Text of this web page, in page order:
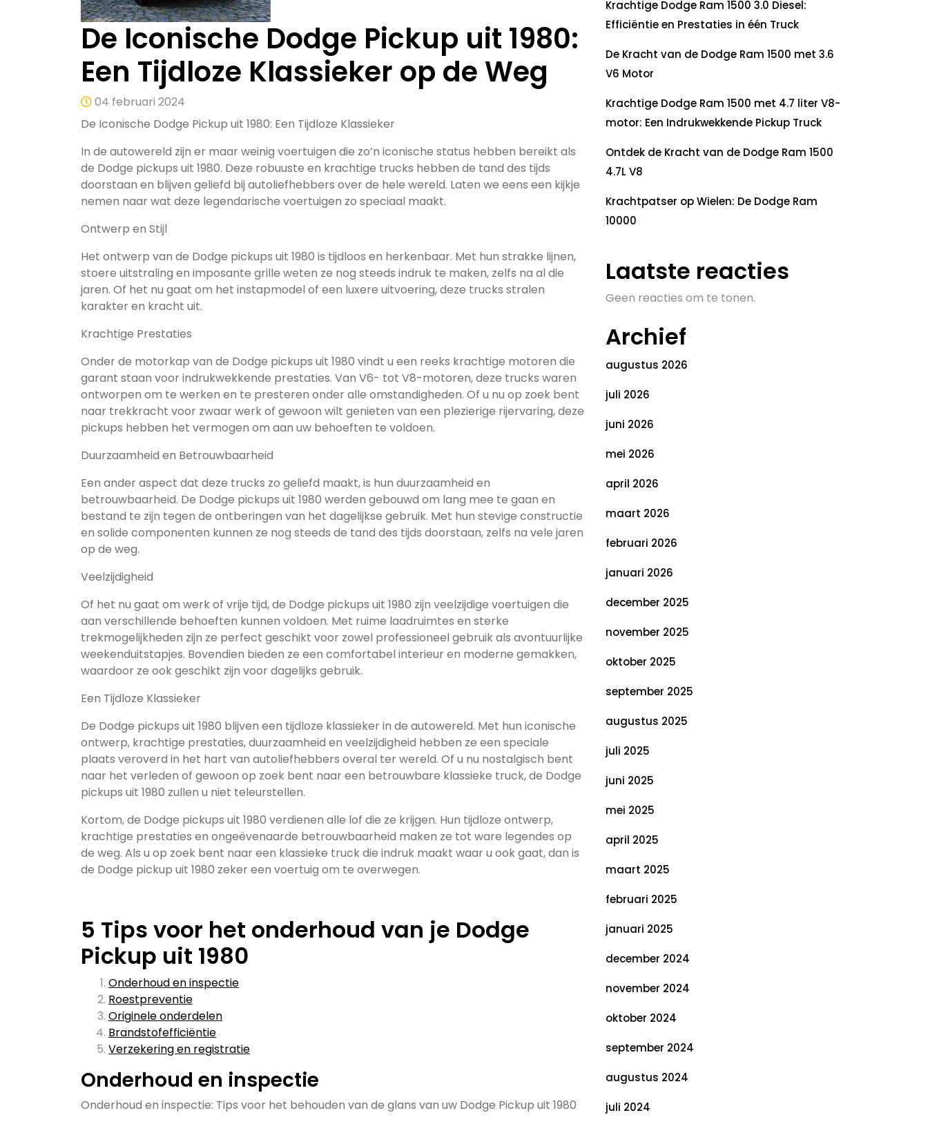
De Iconische Dodge Pickup uit 1980:
Een Tijdloze Klassieker op de Weg
04 februari 2024
De Iconische Dodge Pickup uit 1980: Een Tijdloze Klassieker
In de autowereld zijn er maar weinig voertuigen die zo’n iconische status hebben bereikt als
de Dodge pickups uit 1980. Deze robuuste en krachtige trucks hebben de tand des tijds
doorstaan en blijven geliefd bij autoliefhebbers over de hele wereld. Laten we eens een kijkje
nemen naar wat deze legendarische voertuigen zo speciaal maakt.
Ontwerp en Stijl
Het ontwerp van de Dodge pickups uit 1980 is tijdloos en herkenbaar. Met hun strakke lijnen,
stoere uitstraling en imposante grille weten ze nog steeds indruk te maken, zelfs na al die
jaren. Of het nu gaat om het instapmodel of een luxere uitvoering, deze trucks stralen
karakter en kracht uit.
Krachtige Prestaties
Onder de motorkap van de Dodge pickups uit 1980 vindt u een reeks krachtige motoren die
garant staan voor indrukwekkende prestaties. Van V6- tot V8-motoren, deze trucks waren
ontworpen om te werken en te presteren onder alle omstandigheden. Of u nu op zoek bent
naar trekkracht voor zwaar werk of gewoon wilt genieten van een plezierige rijervaring, deze
pickups hebben het vermogen om aan uw behoeften te voldoen.
Duurzaamheid en Betrouwbaarheid
Een ander aspect dat deze trucks zo geliefd maakt, is hun duurzaamheid en
betrouwbaarheid. De Dodge pickups uit 1980 werden gebouwd om lang mee te gaan en
bestand te zijn tegen de ontberingen van het dagelijkse gebruik. Met hun stevige constructie
en solide componenten kunnen ze nog steeds de tand des tijds doorstaan, zelfs na vele jaren
op de weg.
Veelzijdigheid
Of het nu gaat om werk of vrije tijd, de Dodge pickups uit 1980 zijn veelzijdige voertuigen die
aan verschillende behoeften kunnen voldoen. Met ruime laadruimtes en sterke
trekmogelijkheden zijn ze perfect geschikt voor zowel professioneel gebruik als avontuurlijke
weekenduitstapjes. Bovendien bieden ze een comfortabel interieur en moderne gemakken,
waardoor ze ook geschikt zijn voor dagelijks gebruik.
Een Tijdloze Klassieker
De Dodge pickups uit 1980 blijven een tijdloze klassieker in de autowereld. Met hun iconische
ontwerp, krachtige prestaties, duurzaamheid en veelzijdigheid hebben ze een speciale
plaats veroverd in het hart van autoliefhebbers overal ter wereld. Of u nu nostalgisch bent
naar het verleden of gewoon op zoek bent naar een betrouwbare klassieke truck, de Dodge
pickups uit 1980 zullen u niet teleurstellen.
Kortom, de Dodge pickups uit 1980 verdienen alle lof die ze krijgen. Hun tijdloze ontwerp,
krachtige prestaties en ongeëvenaarde betrouwbaarheid maken ze tot ware legendes op
de weg. Als u op zoek bent naar een klassieke truck die indruk maakt waar u ook gaat, dan is
de Dodge pickup uit 1980 zeker een voertuig om te overwegen.
5 Tips voor het onderhoud van je Dodge
Pickup uit 1980
Onderhoud en inspectie
Roestpreventie
Originele onderdelen
Brandstofefficiëntie
Verzekering en registratie
Onderhoud en inspectie
Onderhoud en inspectie: Tips voor het behouden van de glans van uw Dodge Pickup uit 1980
Krachtige Dodge Ram 1500 3.0 Diesel:
Efficiëntie en Prestaties in één Truck
De Kracht van de Dodge Ram 1500 met 3.6
V6 Motor
Krachtige Dodge Ram 1500 met 4.7 liter V8-
motor: Een Indrukwekkende Pickup Truck
Ontdek de Kracht van de Dodge Ram 1500
4.7L V8
Krachtpatser op Wielen: De Dodge Ram
10000
Laatste reacties
Geen reacties om te tonen.
Archief
augustus 2026
juli 2026
juni 2026
mei 2026
april 2026
maart 2026
februari 2026
januari 2026
december 2025
november 2025
oktober 2025
september 2025
augustus 2025
juli 2025
juni 2025
mei 2025
april 2025
maart 2025
februari 2025
januari 2025
december 2024
november 2024
oktober 2024
september 2024
augustus 2024
juli 2024